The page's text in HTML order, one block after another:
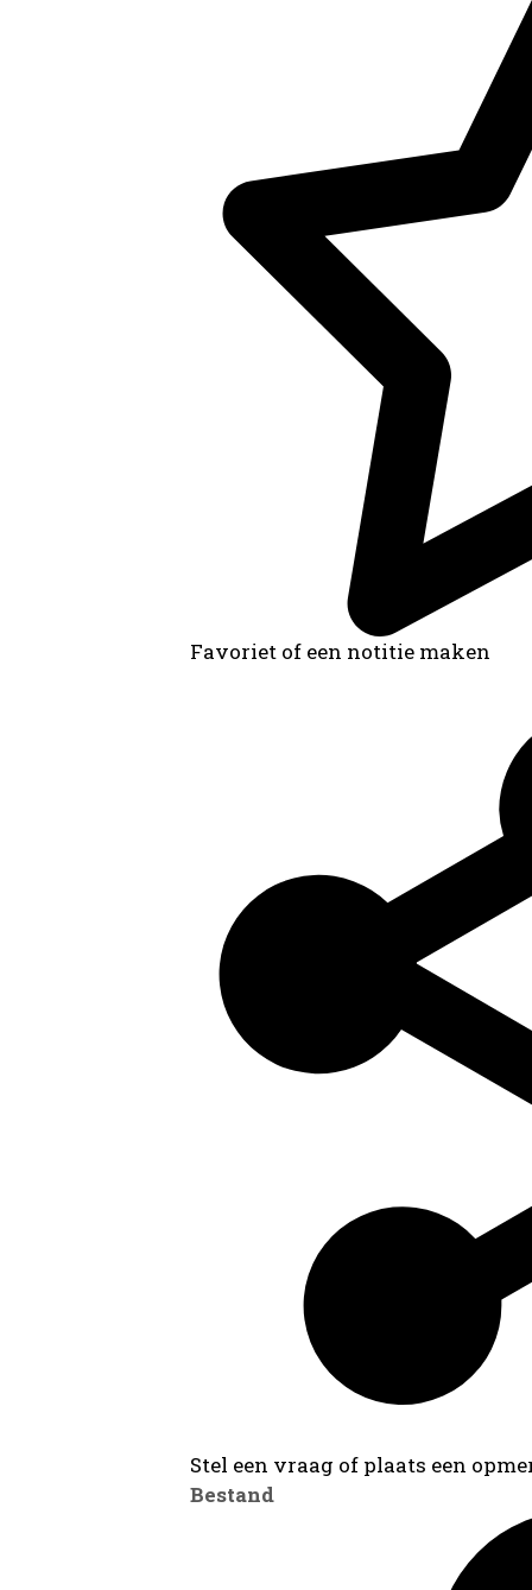
Favoriet of een notitie maken
Stel een vraag of plaats een
Bestand